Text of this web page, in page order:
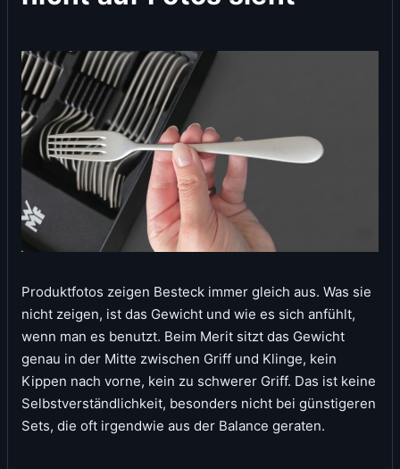
Produktfotos zeigen Besteck immer gleich aus. Was sie
nicht zeigen, ist das Gewicht und wie es sich anfühlt,
wenn man es benutzt. Beim Merit sitzt das Gewicht
genau in der Mitte zwischen Griff und Klinge, kein
Kippen nach vorne, kein zu schwerer Griff. Das ist keine
Selbstverständlichkeit, besonders nicht bei günstigeren
Sets, die oft irgendwie aus der Balance geraten.